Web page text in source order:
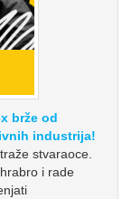
brže od
industrija!
stvaraoce.
i rade